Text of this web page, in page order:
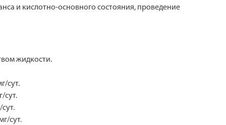
и кислотно-основного состояния, проведение
жидкости.
сут.
сут.
сут.